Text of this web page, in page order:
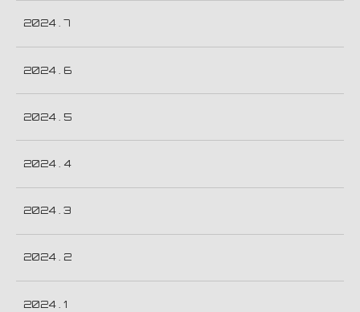
2024 . 7
2024 . 6
2024 . 5
2024 . 4
2024 . 3
2024 . 2
2024 . 1